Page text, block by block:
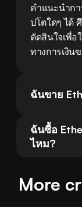
คำแนะนำก
ปโตใดๆ ได้
ตัดสินใจเพื่อ
ทางการเงิน
ฉันขาย
ฉันซื้อ
ไหม?
More